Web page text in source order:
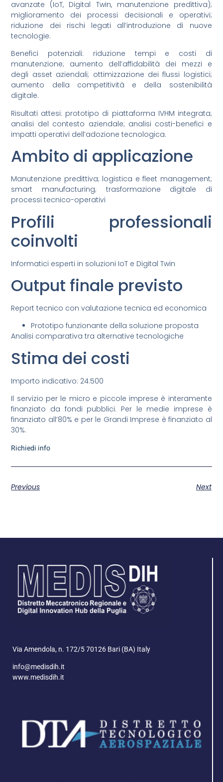
avanzate (IoT, Digital Twin, manutenzione predittiva);
miglioramento dei processi decisionali e operativi;
riduzione dei rischi legati all’introduzione di nuove
tecnologie.
Benefici potenziali: riduzione tempi e costi di
manutenzione; aumento dell’affidabilità dei mezzi e
degli asset aziendali; ottimizzazione dei flussi logistici;
aumento della competitività e della sostenibilità
digitale.
Risultati attesi: prototipo di piattaforma IVHM integrata;
analisi del contesto aziendale; analisi costi-benefici e
impatti operativi dell’adozione tecnologica.
Ambito di applicazione
Manutenzione predittiva; logistica e fleet management;
smart manufacturing; trasformazione digitale di
processi tecnico-operativi
Profili professionali
coinvolti
Informatici esperti in soluzioni IoT e Digital Twin
Output finale previsto
Report tecnico con valutazione tecnica ed economica
Prototipo funzionante della soluzione proposta
Analisi comparativa tra alternative tecnologiche
Stima dei costi
Importo indicativo: 24.500
Il servizio per le micro e piccole imprese è interamente
finanziato da fondi pubblici. Per le medie imprese è
finanziato all’80% e per le Grandi Imprese è finanziato al
30%.
Richiedi info
Previous Next
Via Amendola, n. 172/5 70126 Bari (BA) Italy
info@medisdih.it
www.medisdih.it